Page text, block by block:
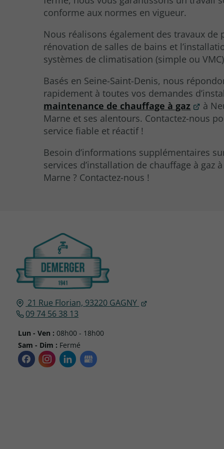
conforme aux normes en vigueur.
Nous réalisons également des travaux de
rénovation de salles de bains et
systèmes de climatisation (simple ou
Basés en Seine-Saint-Denis, nous
rapidement à toutes vos demandes
maintenance de chauffage à gaz
à
Marne et ses alentours. Contactez-nous
service fiable et réactif !
Besoin d’informations supplémentaires
services d’installation de chauffage à gaz
Marne ? Contactez-nous !
21 Rue Florian, 93220 GAGNY
09 74 56 38 13
Lun - Ven : 08h00 - 18h00
Sam - Dim : Fermé